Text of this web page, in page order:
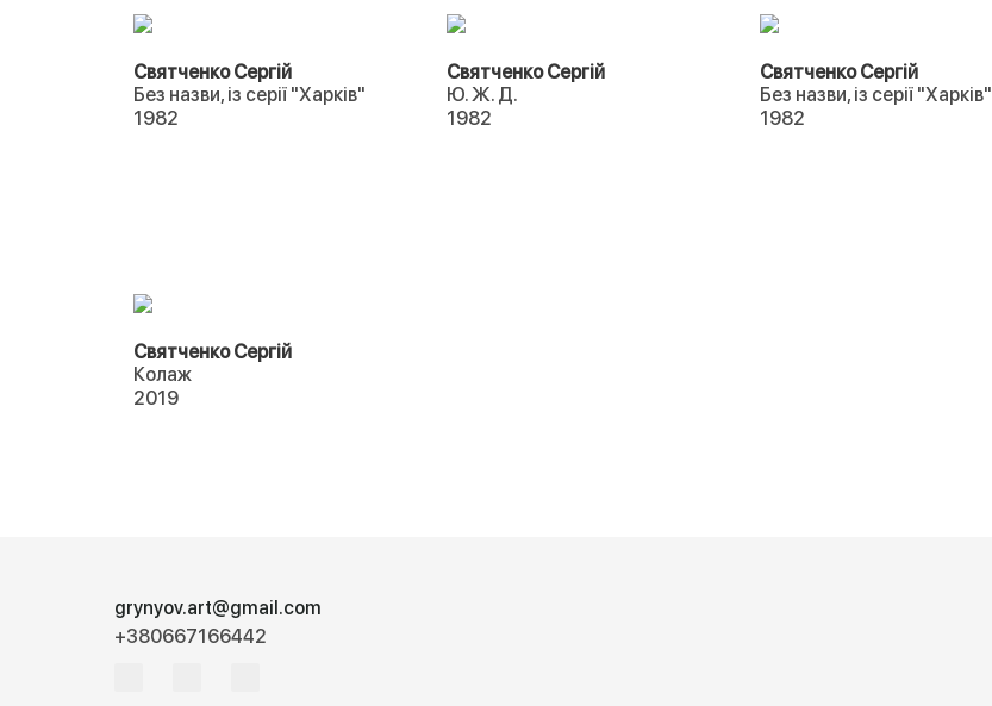
Святченко Сергій
Без назви, із серії "Харків"
1982
Святченко Сергій
Ю. Ж. Д.
1982
Святченко Сергій
Без назви, із серії "Харків"
1982
Святченко Сергій
Колаж
2019
grynyov.art@gmail.com
+380667166442